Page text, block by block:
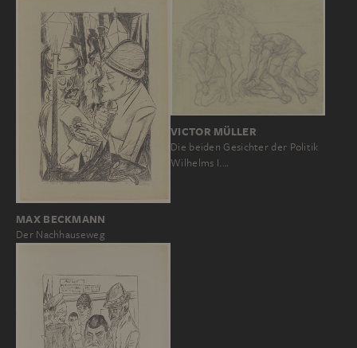
MAX BECKMANN
Der Nachhauseweg
VICTOR MÜLLER
Die beiden Gesichter der Politik
Wilhelms I.…